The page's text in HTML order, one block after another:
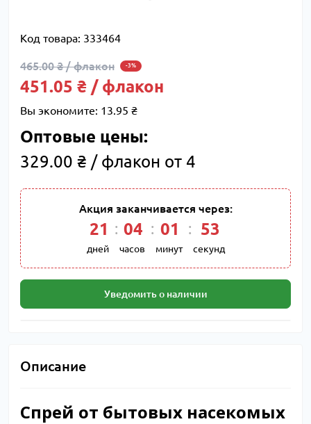
Код товара: 333464
465.00 ₴ / флакон -3%
451.05 ₴ / флакон
Вы экономите: 13.95 ₴
Оптовые цены:
329.00 ₴ / флакон от 4
Акция заканчивается через:
21
дней
04
часов
01
минут
53
секунд
Уведомить о наличии
Описание
Спрей от бытовых насекомых